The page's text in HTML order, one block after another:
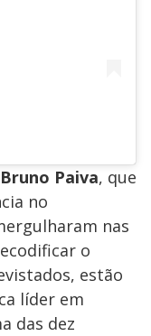
Bruno Paiva, que
no
nas
o
estão
líder em
das dez